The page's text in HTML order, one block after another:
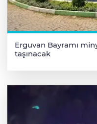
Erguvan Bayramı
taşınacak